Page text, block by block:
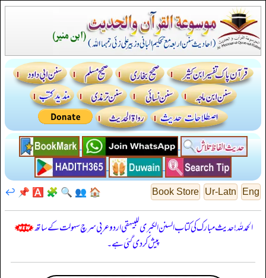
Eng
Ur-Latn
Book Store
🏠
👥
🔍
🧩
🅰️
📌
↩️
الحمدللہ! حدیث مبارک کی کتاب السنن الكبرى للبيهقي اردو عربی سرچ سہولت کے ساتھ
پیش کر دی گئی ہے۔